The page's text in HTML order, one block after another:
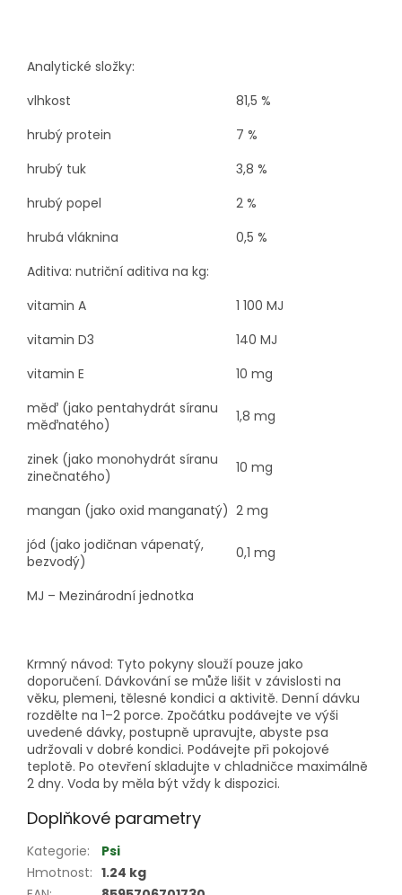
Analytické složky:
vlhkost
81,5 %
hrubý protein
7 %
hrubý tuk
3,8 %
hrubý popel
2 %
hrubá vláknina
0,5 %
Aditiva: nutriční aditiva na kg:
vitamin A
1 100 MJ
vitamin D3
140 MJ
vitamin E
10 mg
měď (jako pentahydrát síranu
měďnatého)
1,8 mg
zinek (jako monohydrát síranu
zinečnatého)
10 mg
mangan (jako oxid manganatý) 2 mg
jód (jako jodičnan vápenatý,
bezvodý)
0,1 mg
MJ – Mezinárodní jednotka
Krmný návod: Tyto pokyny slouží pouze jako
doporučení. Dávkování se může lišit v závislosti na
věku, plemeni, tělesné kondici a aktivitě. Denní dávku
rozdělte na 1–2 porce. Zpočátku podávejte ve výši
uvedené dávky, postupně upravujte, abyste psa
udržovali v dobré kondici. Podávejte při pokojové
teplotě. Po otevření skladujte v chladničce maximálně
2 dny. Voda by měla být vždy k dispozici.
Doplňkové parametry
Kategorie:
Psi
Hmotnost: 1.24 kg